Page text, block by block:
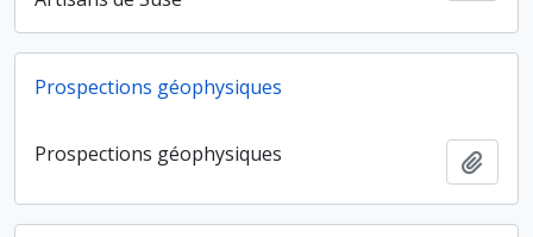
Prospections géophysiques
Prospections géophysiques